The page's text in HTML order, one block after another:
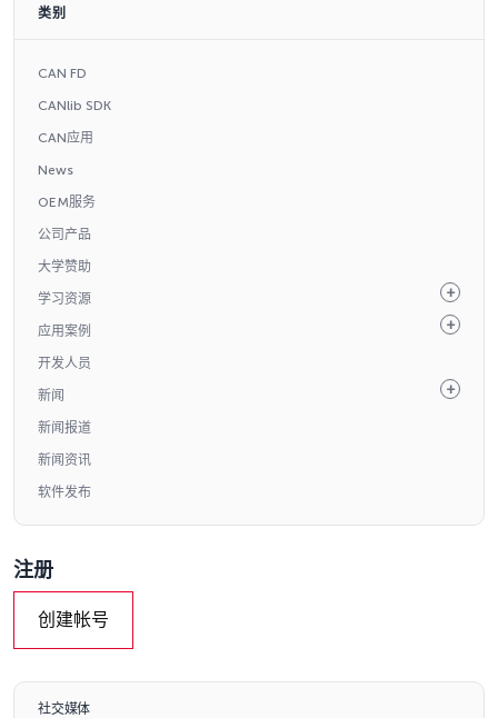
类别
CAN FD
CANlib SDK
CAN应用
News
OEM服务
公司产品
大学赞助
学习资源
应用案例
开发人员
新闻
新闻报道
新闻资讯
软件发布
注册
创建帐号
社交媒体